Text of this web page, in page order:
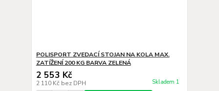
POLISPORT ZVEDACÍ STOJAN NA KOLA MAX.
ZATÍŽENÍ 200 KG BARVA ZELENÁ
2 553 Kč
2 110 Kč bez DPH Skladem 1